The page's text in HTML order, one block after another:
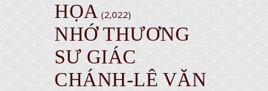
HỌA (2,022)
NHỚ THƯƠNG
SƯ GIÁC
CHÁNH-LÊ VĂN